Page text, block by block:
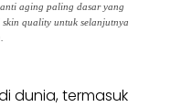
aging paling dasar yang
quality untuk selanjutnya
dunia, termasuk